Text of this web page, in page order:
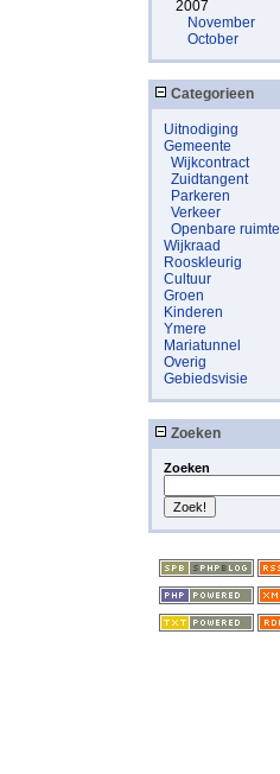
2007
November
October
Categorieen
Uitnodiging
Gemeente
Wijkcontract
Zuidtangent
Parkeren
Verkeer
Openbare ruimte
Wijkraad
Rooskleurig
Cultuur
Groen
Kinderen
Ymere
Mariatunnel
Overig
Gebiedsvisie
Zoeken
Zoeken